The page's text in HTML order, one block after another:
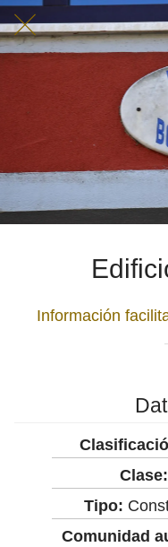
Información
Clase:
Tipo:
Comunidad